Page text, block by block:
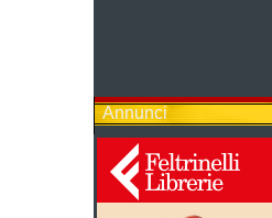
Annunci